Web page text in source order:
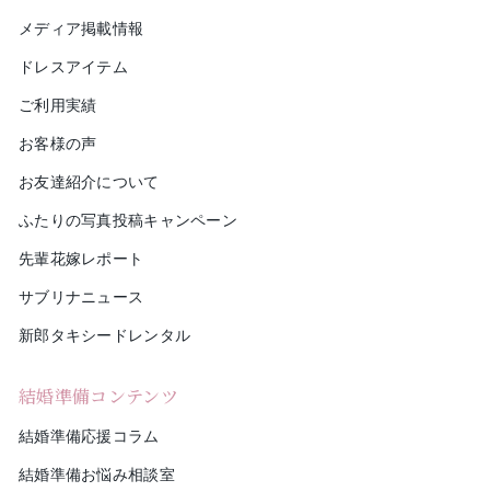
メディア掲載情報
ドレスアイテム
ご利用実績
お客様の声
お友達紹介について
ふたりの写真投稿キャンペーン
先輩花嫁レポート
サブリナニュース
新郎タキシードレンタル
結婚準備コンテンツ
結婚準備応援コラム
結婚準備お悩み相談室